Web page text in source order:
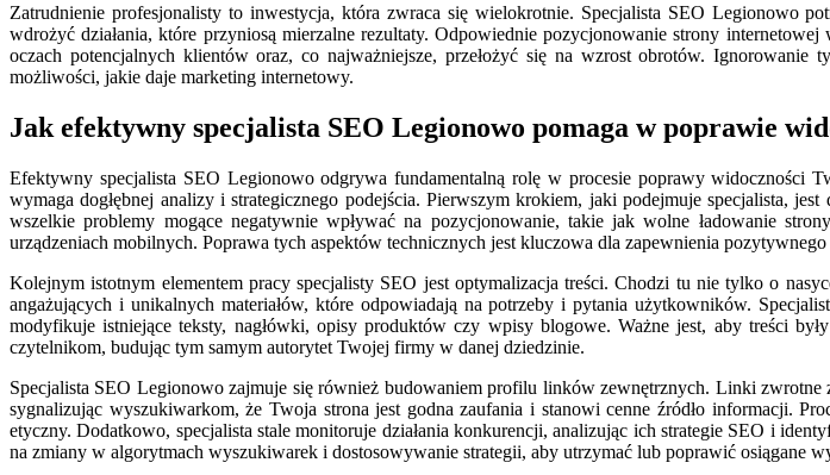
Zatrudnienie profesjonalisty to inwestycja, która zwraca się wielokrotnie. Specjalista SEO Legionowo
wdrożyć działania, które przyniosą mierzalne rezultaty. Odpowiednie pozycjonowanie strony
oczach potencjalnych klientów oraz, co najważniejsze, przełożyć się na wzrost obrotów.
możliwości, jakie daje marketing internetowy.
Jak efektywny specjalista SEO Legionowo pomaga w poprawie
Efektywny specjalista SEO Legionowo odgrywa fundamentalną rolę w procesie poprawy widoczności
wymaga dogłębnej analizy i strategicznego podejścia. Pierwszym krokiem, jaki podejmuje specjalista,
wszelkie problemy mogące negatywnie wpływać na pozycjonowanie, takie jak wolne ładowanie
urządzeniach mobilnych. Poprawa tych aspektów technicznych jest kluczowa dla zapewnienia
Kolejnym istotnym elementem pracy specjalisty SEO jest optymalizacja treści. Chodzi tu nie tylko o
angażujących i unikalnych materiałów, które odpowiadają na potrzeby i pytania użytkowników.
modyfikuje istniejące teksty, nagłówki, opisy produktów czy wpisy blogowe. Ważne jest, aby treści
czytelnikom, budując tym samym autorytet Twojej firmy w danej dziedzinie.
Specjalista SEO Legionowo zajmuje się również budowaniem profilu linków zewnętrznych. Linki
sygnalizując wyszukiwarkom, że Twoja strona jest godna zaufania i stanowi cenne źródło informacji.
etyczny. Dodatkowo, specjalista stale monitoruje działania konkurencji, analizując ich strategie SEO i
na zmiany w algorytmach wyszukiwarek i dostosowywanie strategii, aby utrzymać lub poprawić osiągane